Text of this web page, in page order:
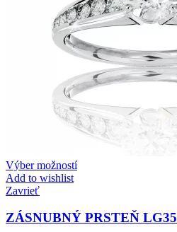
Výber možností
Add to wishlist
Zavrieť
ZÁSNUBNÝ PRSTEŇ LG35